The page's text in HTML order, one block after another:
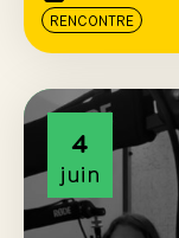
RENCONTRE
4
juin